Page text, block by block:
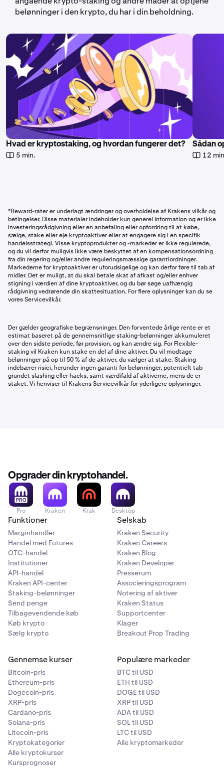
belønninger i den krypto, du har i din beholdning.
Hvad er kryptostaking, og hvordan fungerer det?
5 min.
Sådan
12
*Reward-rater er underlagt ændringer og overholdelse af Krakens vilkår og
betingelser. Disse materialer indeholder kun generel information og er ikke
investeringsrådgivning eller en anbefaling eller opfordring til at købe,
sælge, stake eller eje kryptoaktiver eller at engagere sig i en specifik
handelsstrategi. Visse kryptoprodukter og -markeder er ikke regulerede,
og du vil derfor muligvis ikke være beskyttet af en kompensationsordning
fra din regering og/eller andre reguleringsmæssige garantiordninger.
Markederne for kryptoaktiver er uforudsigelige og kan derfor føre til tab af
midler. Det er muligt, at du skal betale skat af afkast og/eller enhver
stigning i værdien af dine kryptoaktiver, og du bør søge uafhængig
rådgivning vedrørende din skattesituation. For flere oplysninger kan du se
vores Servicevilkår.
Der gælder geografiske begrænsninger. Den forventede årlige rente er et
estimat baseret på de gennemsnitlige staking-belønninger akkumuleret
over den sidste periode, før provision, og kan ændre sig. For Flexible-
staking vil Kraken kun stake en del af dine aktiver. Du vil modtage
belønninger på op til 50 % af de aktiver, du vælger at stake. Staking
indebærer risici, herunder ingen garanti for belønninger, potentielt tab
grundet slashing eller hacks, samt værdifald af aktiverne, mens de er
staket. Vi henviser til Krakens Servicevilkår for yderligere oplysninger.
Opgrader din kryptohandel.
Pro Kraken Krak Desktop
Funktioner
Marginhandler
Handel med Futures
OTC-handel
Institutioner
API-handel
Kraken API-center
Staking-belønninger
Send penge
Tilbagevendende køb
Køb krypto
Sælg krypto
Selskab
Kraken Security
Kraken Careers
Kraken Blog
Kraken Developer
Presserum
Associeringsprogram
Notering af aktiver
Kraken Status
Supportcenter
Klager
Breakout Prop Trading
Gennemse kurser
Bitcoin-pris
Ethereum-pris
Dogecoin-pris
XRP-pris
Cardano-pris
Solana-pris
Litecoin-pris
Kryptokategorier
Alle kryptokurser
Kursprognoser
Populære markeder
BTC til USD
ETH til USD
DOGE til USD
XRP til USD
ADA til USD
SOL til USD
LTC til USD
Alle kryptomarkeder